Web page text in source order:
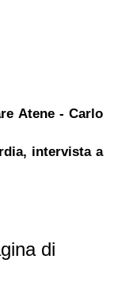
Atene - Carlo
intervista a
di